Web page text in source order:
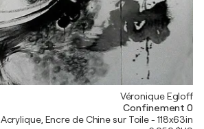
Véronique Egloff
Confinement 0
Acrylique, Encre de Chine sur Toile - 118x63in